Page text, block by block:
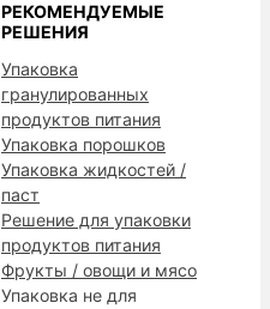
РЕКОМЕНДУЕМЫЕ
РЕШЕНИЯ
Упаковка
гранулированных
продуктов питания
Упаковка порошков
Упаковка жидкостей /
паст
Решение для упаковки
продуктов питания
Фрукты / овощи и мясо
Упаковка не для